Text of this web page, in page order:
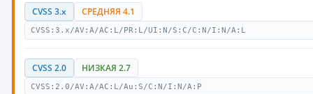
CVSS 3.x СРЕДНЯЯ 4.1
CVSS:3.x/AV:A/AC:L/PR:L/UI:N/S:C/C:N/I:N/A:L
CVSS 2.0 НИЗКАЯ 2.7
CVSS:2.0/AV:A/AC:L/Au:S/C:N/I:N/A:P